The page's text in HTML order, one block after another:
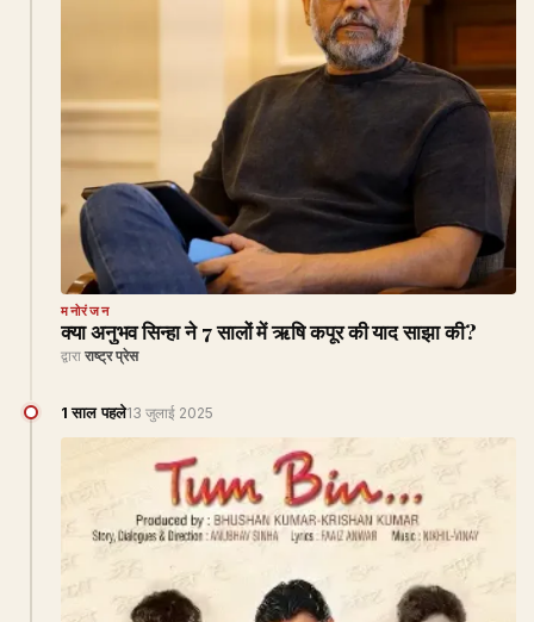
मनोरंजन
क्या अनुभव सिन्हा ने 7 सालों में ऋषि कपूर की याद साझा की?
द्वारा राष्ट्र प्रेस
1 साल पहले13 जुलाई 2025